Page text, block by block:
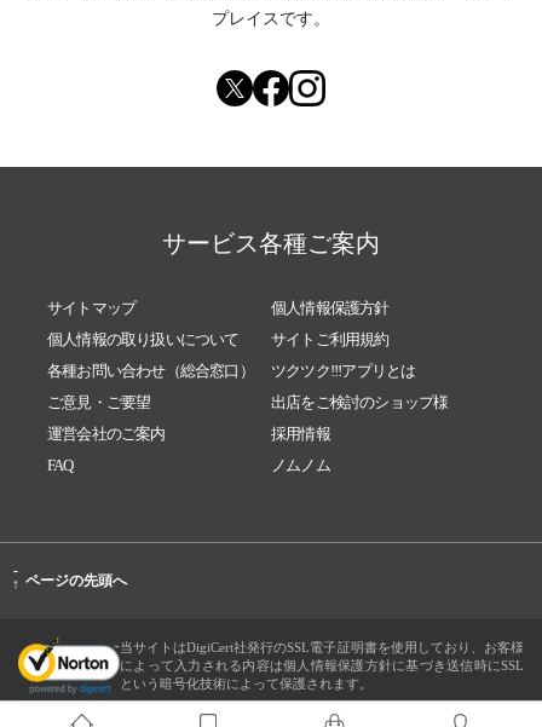
プレイスです。
サービス各種ご案内
サイトマップ
個人情報保護方針
個人情報の取り扱いについて
サイトご利用規約
各種お問い合わせ（総合窓口）
ツクツク!!!アプリとは
ご意見・ご要望
出店をご検討のショップ様
運営会社のご案内
採用情報
FAQ
ノムノム
-
↑ ページの先頭へ
当サイトはDigiCert社発行のSSL電子証明書を使用しており、お客様
によって入力される内容は個人情報保護方針に基づき送信時にSSL
という暗号化技術によって保護されます。